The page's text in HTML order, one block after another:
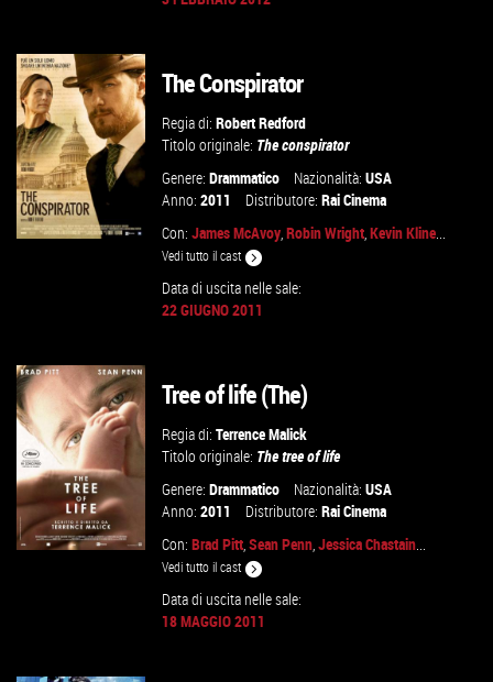
VAI ALLA SCHEDA
The Conspirator
Regia di:Robert Redford
Titolo originale: The conspirator
Genere:Drammatico Nazionalità:USA
Anno:2011 Distributore:Rai Cinema
Con:James McAvoy,Robin Wright,Kevin Kline...
Vedi tutto il cast
Data di uscita nelle sale:
22 GIUGNO 2011
Tree of life (The)
Regia di:Terrence Malick
Titolo originale: The tree of life
Genere:Drammatico Nazionalità:USA
Anno:2011 Distributore:Rai Cinema
Con:Brad Pitt,Sean Penn,Jessica Chastain...
Vedi tutto il cast
Data di uscita nelle sale:
18 MAGGIO 2011